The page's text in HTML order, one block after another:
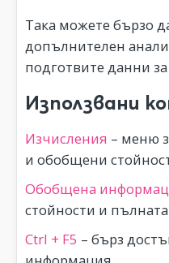
Така можете бързо
допълнителен
подготвите данни
Използвани
Изчисления – меню
и обобщени
Обобщена
стойности и
Ctrl + F5 – бърз